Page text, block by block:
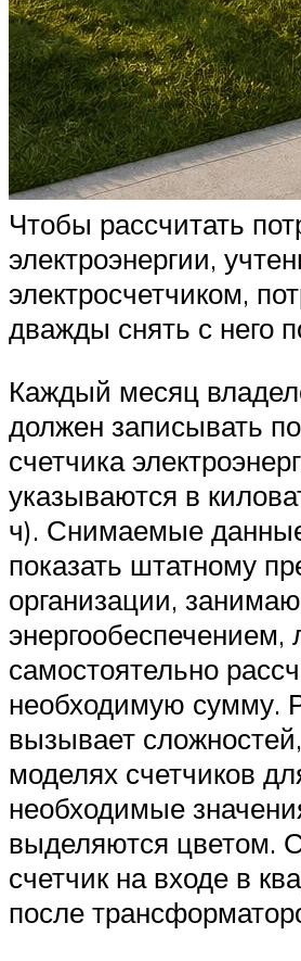
Чтобы рассчитать
электроэнергии,
электросчетчиком,
дважды снять с него
Каждый месяц
должен записывать
счетчика
указываются в
ч). Снимаемые
показать штатному
организации,
энергообеспечением,
самостоятельно
необходимую сумму.
вызывает
моделях счетчиков
необходимые
выделяются цветом.
счетчик на входе в
после